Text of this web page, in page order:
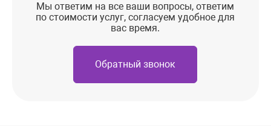
Мы ответим на все ваши вопросы, ответим
по стоимости услуг, согласуем удобное для
вас время.
Обратный звонок